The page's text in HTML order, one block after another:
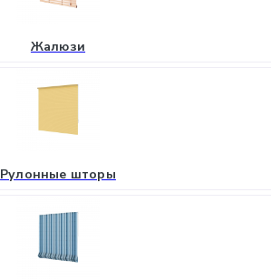
Жалюзи
Рулонные шторы